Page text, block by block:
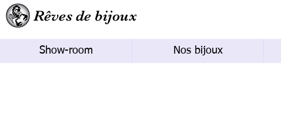
Rêves de bijoux
Show-room Nos bijoux